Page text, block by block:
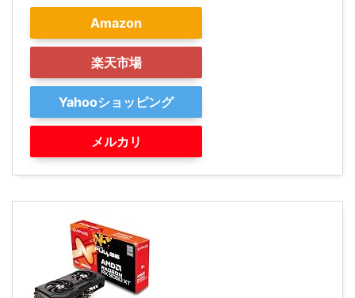
Amazon
楽天市場
Yahooショッピング
メルカリ